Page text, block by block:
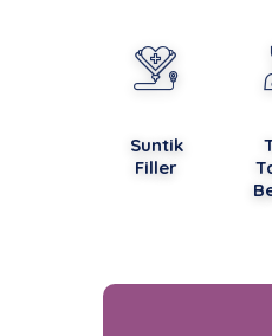
Suntik
Filler